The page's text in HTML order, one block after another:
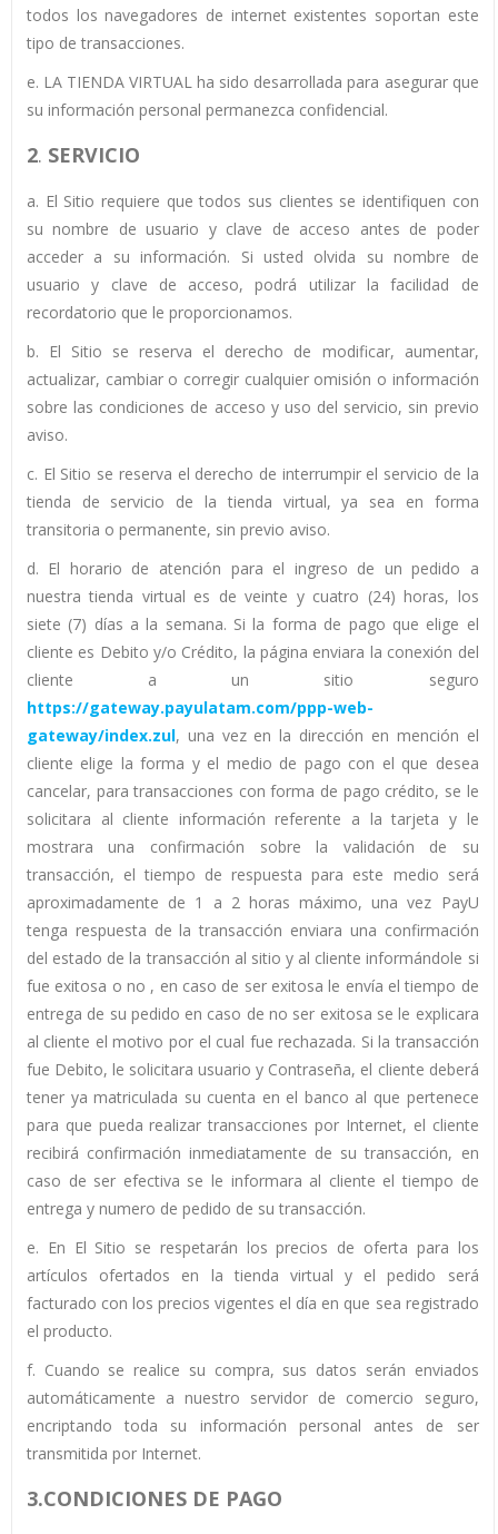
todos los navegadores de internet existentes soportan este
tipo de transacciones.
e. LA TIENDA VIRTUAL ha sido desarrollada para asegurar que
su información personal permanezca confidencial.
2. SERVICIO
a. El Sitio requiere que todos sus clientes se identifiquen con
su nombre de usuario y clave de acceso antes de poder
acceder a su información. Si usted olvida su nombre de
usuario y clave de acceso, podrá utilizar la facilidad de
recordatorio que le proporcionamos.
b. El Sitio se reserva el derecho de modificar, aumentar,
actualizar, cambiar o corregir cualquier omisión o información
sobre las condiciones de acceso y uso del servicio, sin previo
aviso.
c. El Sitio se reserva el derecho de interrumpir el servicio de la
tienda de servicio de la tienda virtual, ya sea en forma
transitoria o permanente, sin previo aviso.
d. El horario de atención para el ingreso de un pedido a
nuestra tienda virtual es de veinte y cuatro (24) horas, los
siete (7) días a la semana. Si la forma de pago que elige el
cliente es Debito y/o Crédito, la página enviara la conexión del
cliente a un sitio seguro
https://gateway.payulatam.com/ppp-web-
gateway/index.zul, una vez en la dirección en mención el
cliente elige la forma y el medio de pago con el que desea
cancelar, para transacciones con forma de pago crédito, se le
solicitara al cliente información referente a la tarjeta y le
mostrara una confirmación sobre la validación de su
transacción, el tiempo de respuesta para este medio será
aproximadamente de 1 a 2 horas máximo, una vez PayU
tenga respuesta de la transacción enviara una confirmación
del estado de la transacción al sitio y al cliente informándole si
fue exitosa o no , en caso de ser exitosa le envía el tiempo de
entrega de su pedido en caso de no ser exitosa se le explicara
al cliente el motivo por el cual fue rechazada. Si la transacción
fue Debito, le solicitara usuario y Contraseña, el cliente deberá
tener ya matriculada su cuenta en el banco al que pertenece
para que pueda realizar transacciones por Internet, el cliente
recibirá confirmación inmediatamente de su transacción, en
caso de ser efectiva se le informara al cliente el tiempo de
entrega y numero de pedido de su transacción.
e. En El Sitio se respetarán los precios de oferta para los
artículos ofertados en la tienda virtual y el pedido será
facturado con los precios vigentes el día en que sea registrado
el producto.
f. Cuando se realice su compra, sus datos serán enviados
automáticamente a nuestro servidor de comercio seguro,
encriptando toda su información personal antes de ser
transmitida por Internet.
3.CONDICIONES DE PAGO